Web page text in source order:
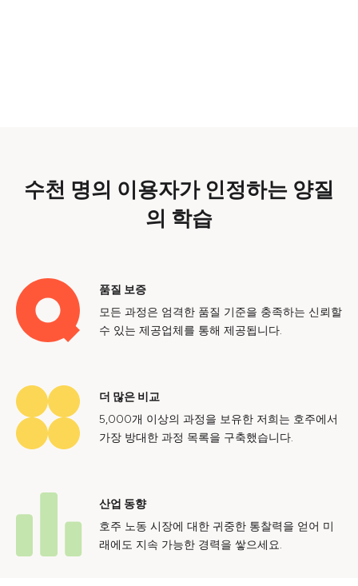
수천 명의 이용자가 인정하는 양질
의 학습
품질 보증
모든 과정은 엄격한 품질 기준을 충족하는 신뢰할
수 있는 제공업체를 통해 제공됩니다.
더 많은 비교
5,000개 이상의 과정을 보유한 저희는 호주에서
가장 방대한 과정 목록을 구축했습니다.
산업 동향
호주 노동 시장에 대한 귀중한 통찰력을 얻어 미
래에도 지속 가능한 경력을 쌓으세요.